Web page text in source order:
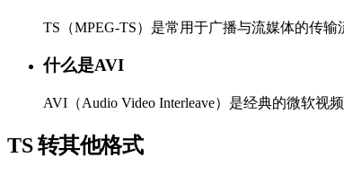
TS（MPEG-TS）是常用于广播与流媒体的传输
什么是AVI
AVI（Audio Video Interleave）是经典的微软视
TS 转其他格式